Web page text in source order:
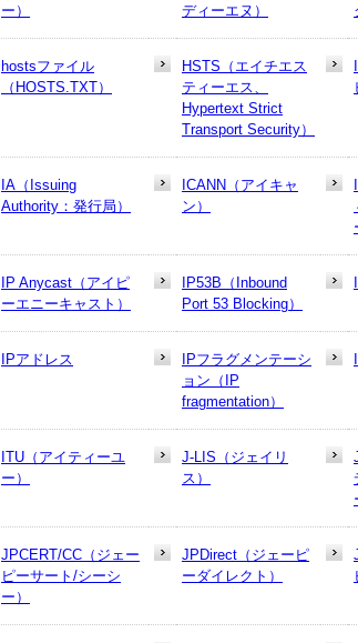
ー）
ディーエヌ）
hostsファイル
（HOSTS.TXT）
HSTS（エイチエス
ティーエス、
Hypertext Strict
Transport Security）
IA（Issuing
Authority：発行局）
ICANN（アイキャ
ン）
IP Anycast（アイピ
ーエニーキャスト）
IP53B（Inbound
Port 53 Blocking）
IPアドレス
IPフラグメンテーシ
ョン（IP
fragmentation）
ITU（アイティーユ
ー）
J-LIS（ジェイリ
ス）
JPCERT/CC（ジェー
ピーサート/シーシ
ー）
JPDirect（ジェーピ
ーダイレクト）